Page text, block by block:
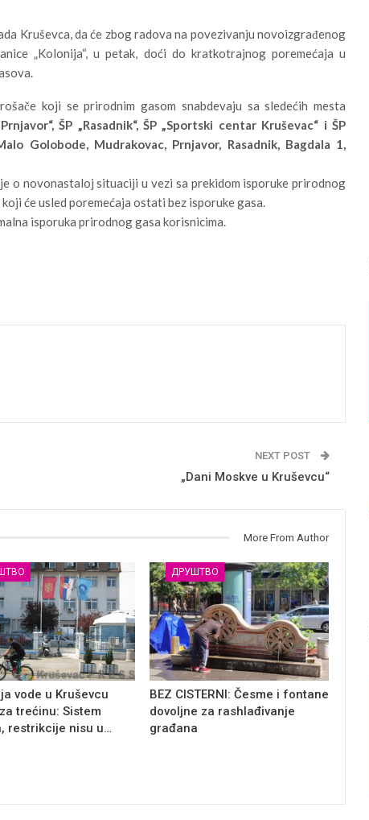
Kruševca, da će zbog radova na povezivanju novoizgrađenog
„Kolonija“, u petak, doći do kratkotrajnog poremećaja u
koji se prirodnim gasom snabdevaju sa sledećih mesta
ŠP „Rasadnik“, ŠP „Sportski centar Kruševac“ i ŠP
Golobode, Mudrakovac, Prnjavor, Rasadnik, Bagdala 1,
o novonastaloj situaciji u vezi sa prekidom isporuke prirodnog
će usled poremećaja ostati bez isporuke gasa.
isporuka prirodnog gasa korisnicima.
NEXT POST
„Dani Moskve u Kruševcu“
More From Author
vode u Kruševcu
trećinu: Sistem
restrikcije nisu u…
ДРУШТВО
BEZ CISTERNI: Česme i fontane
dovoljne za rashlađivanje
građana